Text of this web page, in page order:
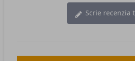
Scrie recenzia